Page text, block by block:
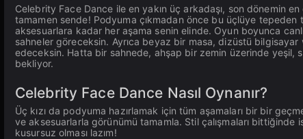
Celebrity Face Dance ile en yakın üç arkadaşı, son dönemin
tamamen sende! Podyuma çıkmadan önce bu üçlüye tepeden
aksesuarlara kadar her aşama senin elinde. Oyun boyunca
sahneler göreceksin. Ayrıca beyaz bir masa, dizüstü
edeceksin. Hatta bir sahnede, ahşap bir zemin üzerinde yeşil,
bekliyor.
Celebrity Face Dance Nasıl Oynanır?
Üç kızı da podyuma hazırlamak için tüm aşamaları bir bir
ve aksesuarlarla görünümü tamamla. Stil çalışmaları bittiğinde
kusursuz olması lazım!